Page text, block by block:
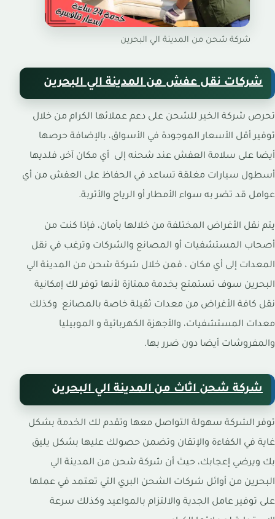
شركة شحن من المدينة الي البحرين
شركات نقل عفش من المدينة الي البحرين
تحرص شركة الخير للشحن على دعم عملائها الكرام من خلال
توفير أقل الأسعار الموجودة في الأسواق، بالإضافة حرصها
أيضا على سلامة العفش عند شحنه إلى أي مكان آخر، فلديها
أسطول سيارات مغلقة تساعد في الحفاظ على العفش من أي
عوامل قد تضر به سواء الأمطار أو الرياح والأتربة.
يتم نقل الأغراض المختلفة من خلالها بأمان، فإذا كنت من
أصحاب المستشفيات أو المصانع والشركات وترغب في نقل
المعدات إلى أي مكان ، فمن خلال شركة شحن من المدينة الي
البحرين سوف تستمتع بخدمة ممتازة لأنها توفر لك إمكانية
نقل كافة الأغراض من معدات ثقيلة خاصة بالمصانع وكذلك
معدات المستشفيات، والأجهزة الكهربائية و الموبيليا
والمفروشات أيضا دون ضرر بها.
شركة شحن اثاث من المدينة الي البحرين
توفر الشركة سهولة التواصل معها وتقدم لك الخدمة بشكل
غاية في الكفاءة والإتقان وتضمن حصولك عليها بشكل يليق
بك ويرضي إعجابك، حيث أن شركة شحن من المدينة الي
البحرين من أوائل شركات الشحن البري التي تعتمد في عملها
على توفير عامل الجدية والالتزام بالمواعيد وكذلك سرعة